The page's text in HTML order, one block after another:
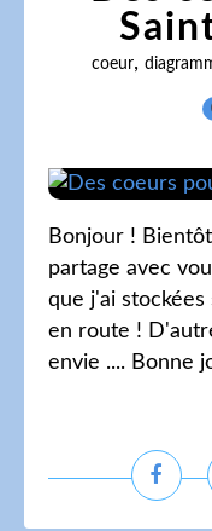
coeur,
Bonjour !
partage avec
que j'ai stockées
en route !
envie .... Bonne